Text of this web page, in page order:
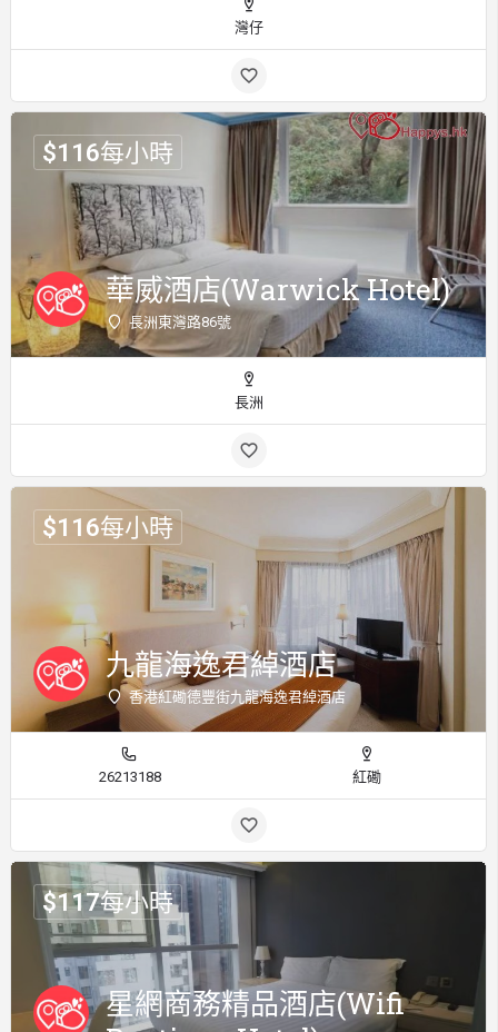
灣仔
華威酒店(Warwick Hotel)
長洲東灣路86號
$116每小時
長洲
九龍海逸君綽酒店
香港紅磡德豐街九龍海逸君綽酒店
$116每小時
26213188 紅磡
星網商務精品酒店(Wifi
$117每小時